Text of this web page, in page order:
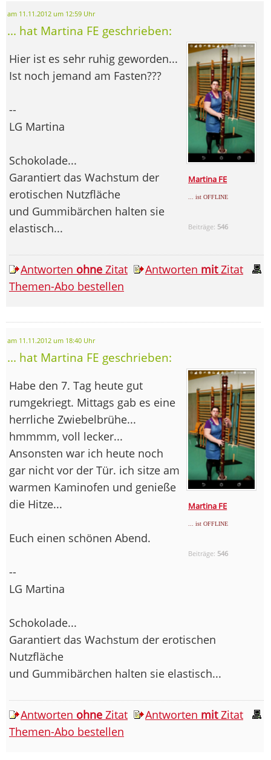
am 11.11.2012 um 12:59 Uhr
... hat Martina FE geschrieben:
Martina FE
... ist OFFLINE
Beiträge: 546
Hier ist es sehr ruhig geworden...
Ist noch jemand am Fasten???
--
LG Martina
Schokolade...
Garantiert das Wachstum der
erotischen Nutzfläche
und Gummibärchen halten sie
elastisch...
Antworten ohne Zitat Antworten mitZitat
Themen-Abo bestellen
am 11.11.2012 um 18:40 Uhr
... hat Martina FE geschrieben:
Martina FE
... ist OFFLINE
Beiträge: 546
Habe den 7. Tag heute gut
rumgekriegt. Mittags gab es eine
herrliche Zwiebelbrühe...
hmmmm, voll lecker...
Ansonsten war ich heute noch
gar nicht vor der Tür. ich sitze am
warmen Kaminofen und genieße
die Hitze...
Euch einen schönen Abend.
--
LG Martina
Schokolade...
Garantiert das Wachstum der erotischen
Nutzfläche
und Gummibärchen halten sie elastisch...
Antworten ohne Zitat Antworten mitZitat
Themen-Abo bestellen